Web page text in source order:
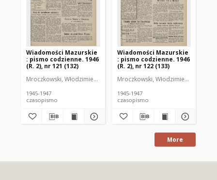
Wiadomości Mazurskie
: pismo codzienne. 1946
(R. 2), nr 121 (132)
Mroczkowski, Włodzimierz (1902-1971). Redaktor
1945-1947
czasopismo
Wiadomości Mazurskie
: pismo codzienne. 1946
(R. 2), nr 122 (133)
Mroczkowski, Włodzimierz (1902-
1945-1947
czasopismo
More